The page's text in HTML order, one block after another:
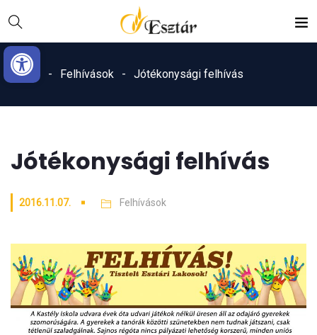
Eszköztár megnyitása
Content
navigációhoz
Home
Felhívások Jótékonysági felhívás
Jótékonysági felhívás
2016.11.07. Felhívások